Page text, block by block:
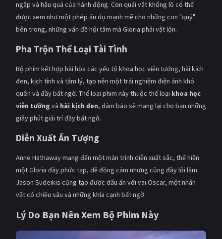
ngập và hậu quả của hành động. Con quái vật khổng lồ có thể
được xem như một phép ẩn dụ mạnh mẽ cho những con "quỷ"
bên trong, những vấn đề nội tâm mà Gloria phải vật lộn.
Pha Trộn Thể Loại Tài Tình
Bộ phim kết hợp hài hòa các yếu tố khoa học viễn tưởng, hài kịch
đen, kịch tính và tâm lý, tạo nên một trải nghiệm điện ảnh khó
quên và đầy bất ngờ. Thể loại phim này thuộc thể loại khoa học
viễn tưởng và hài kịch đen, đảm bảo sẽ mang lại cho bạn những
giây phút giải trí đầy bất ngờ.
Diễn Xuất Ấn Tượng
Anne Hathaway mang đến một màn trình diễn xuất sắc, thể hiện
một Gloria đầy phức tạp, dễ đồng cảm nhưng cũng đầy lỗi lầm.
Jason Sudeikis cũng tạo được dấu ấn với vai Oscar, một nhân
vật có chiều sâu và những khía cạnh bất ngờ.
Lý Do Bạn Nên Xem Bộ Phim Này